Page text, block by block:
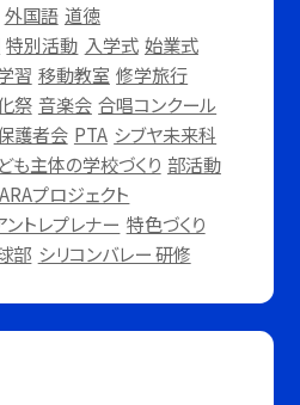
外国語 道徳
特別活動 入学式 始業式
習 移動教室 修学旅行
祭 音楽会 合唱コンクール
護者会 PTA シブヤ未来科
も主体の学校づくり 部活動
プロジェクト
ントレプレナー 特色づくり
部 シリコンバレー 研修